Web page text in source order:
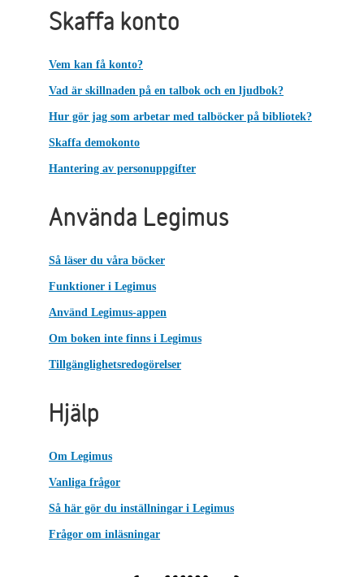
Skaffa konto
Vem kan få konto?
Vad är skillnaden på en talbok och en ljudbok?
Hur gör jag som arbetar med talböcker på bibliotek?
Skaffa demokonto
Hantering av personuppgifter
Använda Legimus
Så läser du våra böcker
Funktioner i Legimus
Använd Legimus-appen
Om boken inte finns i Legimus
Tillgänglighetsredogörelser
Hjälp
Om Legimus
Vanliga frågor
Så här gör du inställningar i Legimus
Frågor om inläsningar